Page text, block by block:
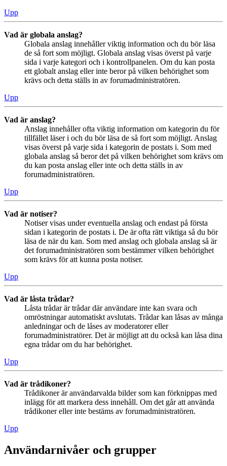
Upp
Vad är globala anslag?
Globala anslag innehåller viktig information och du bör läsa
de så fort som möjligt. Globala anslag visas överst på varje
sida i varje kategori och i kontrollpanelen. Om du kan posta
ett globalt anslag eller inte beror på vilken behörighet som
krävs och detta ställs in av forumadministratören.
Upp
Vad är anslag?
Anslag innehåller ofta viktig information om kategorin du för
tillfället läser i och du bör läsa de så fort som möjligt. Anslag
visas överst på varje sida i kategorin de postats i. Som med
globala anslag så beror det på vilken behörighet som krävs om
du kan posta anslag eller inte och detta ställs in av
forumadministratören.
Upp
Vad är notiser?
Notiser visas under eventuella anslag och endast på första
sidan i kategorin de postats i. De är ofta rätt viktiga så du bör
läsa de när du kan. Som med anslag och globala anslag så är
det forumadministratören som bestämmer vilken behörighet
som krävs för att kunna posta notiser.
Upp
Vad är låsta trådar?
Låsta trådar är trådar där användare inte kan svara och
omröstningar automatiskt avslutats. Trådar kan låsas av många
anledningar och de låses av moderatorer eller
forumadministratörer. Det är möjligt att du också kan låsa dina
egna trådar om du har behörighet.
Upp
Vad är trådikoner?
Trådikoner är användarvalda bilder som kan förknippas med
inlägg för att markera dess innehåll. Om det går att använda
trådikoner eller inte bestäms av forumadministratören.
Upp
Användarnivåer och grupper